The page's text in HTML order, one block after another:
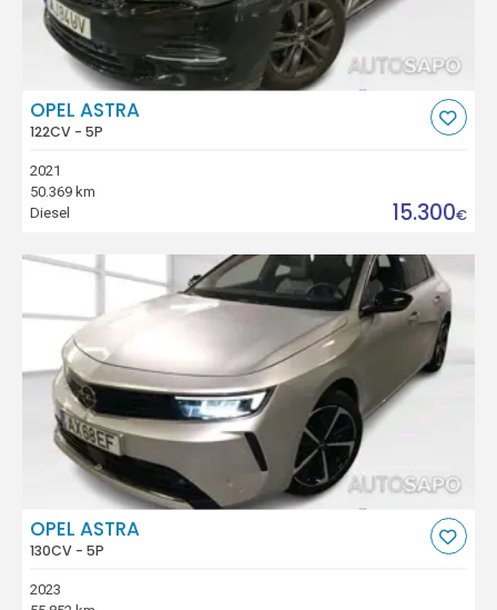
OPEL ASTRA
122CV - 5P
2021
50.369 km
Diesel
15.300€
OPEL ASTRA
130CV - 5P
2023